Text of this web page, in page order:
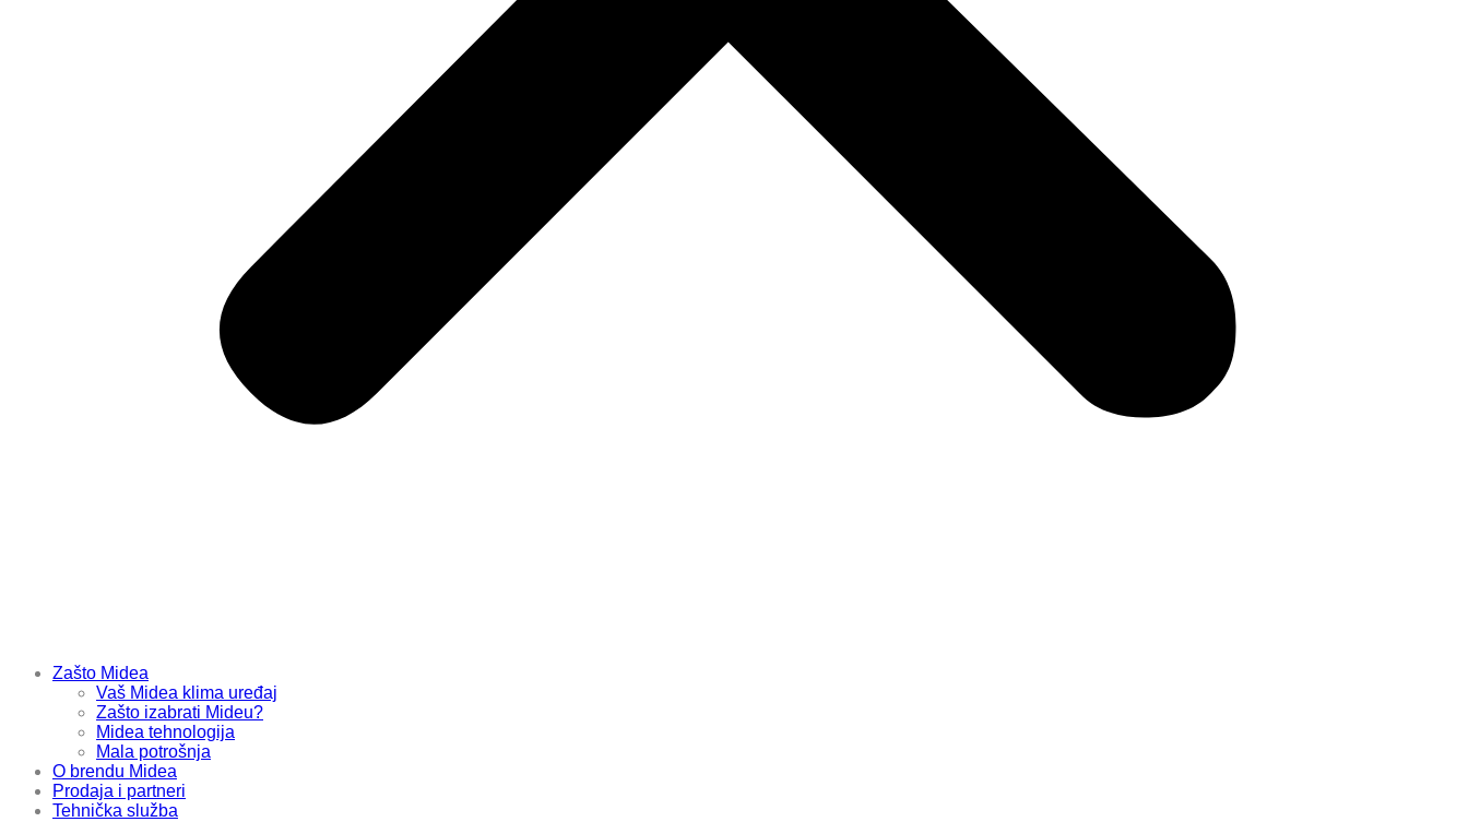
Zašto Midea
Vaš Midea klima uređaj
Zašto izabrati Mideu?
Midea tehnologija
Mala potrošnja
O brendu Midea
Prodaja i partneri
Tehnička služba